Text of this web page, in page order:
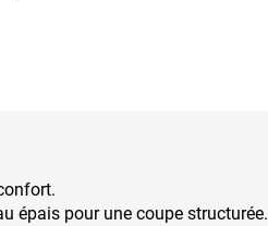
épais pour une coupe structurée.